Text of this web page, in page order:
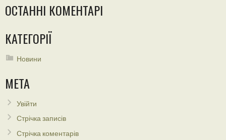
ОСТАННІ КОМЕНТАРІ
КАТЕГОРІЇ
Новини
МЕТА
Увійти
Стрічка записів
Стрічка коментарів